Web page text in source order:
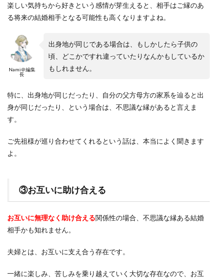
楽しい気持ちから好きという感情が芽生えると、相手はご縁のあ
る将来の結婚相手となる可能性も高くなりますよね。
Nami＠編集
長
出身地が同じである場合は、もしかしたら子供の
頃、どこかですれ違っていたりなんかもしているか
もしれません。
特に、出身地が同じだったり、自分の父方母方の家系を辿ると出
身が同じだったり、という場合は、不思議な縁があると言えま
す。
ご先祖様が巡り合わせてくれるという話は、本当によく聞きます
よ。
③お互いに助け合える
お互いに無理なく助け合える関係性の場合、不思議な縁ある結婚
相手かも知れません。
夫婦とは、お互いに支え合う存在です。
一緒に楽しみ、苦しみを乗り越えていく大切な存在なので、お互